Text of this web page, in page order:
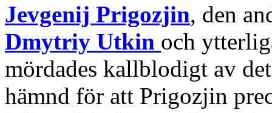
Jevgenij Prigozjin, den
Dmytriy Utkin och
mördades kallblodigt av
hämnd för att Prigozjin